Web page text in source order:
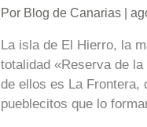
Por Blog de Canarias |
La isla de El Hierro, la
totalidad «Reserva de
de ellos es La Frontera,
pueblecitos que lo